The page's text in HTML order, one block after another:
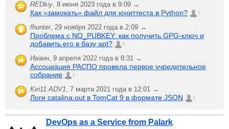
REDkiy, 8 июня 2023 года в 9:09 →
Как «замокать» файл для юниттеста в Python? 2
fhunter, 29 ноября 2022 года в 2:09 →
Проблема с NO_PUBKEY: как получить GPG-ключ и
добавить его в базу apt?
6
Иванн, 9 апреля 2022 года в 8:31 →
Ассоциация РАСПО провела первое учредительное
собрание
1
Kiri11.ADV1, 7 марта 2021 года в 12:01 →
Логи catalina.out в TomCat 9 в формате JSON 1
DevOps as a Service from Palark